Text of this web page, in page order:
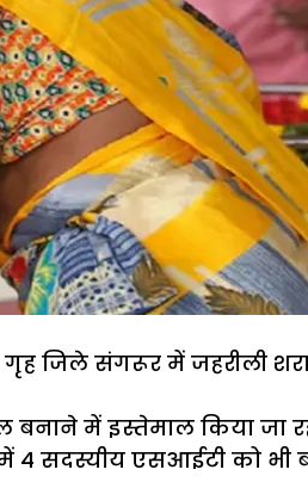
जिले संगरूर में जहरीली
में इस्तेमाल किया जा
एसआईटी को भी